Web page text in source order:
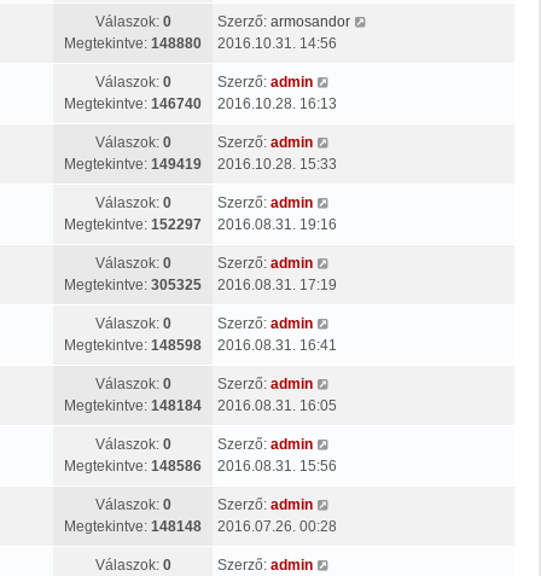
Válaszok: 0
Megtekintve: 148880
Szerző: armosandor
2016.10.31. 14:56
Válaszok: 0
Megtekintve: 146740
Szerző: admin
2016.10.28. 16:13
Válaszok: 0
Megtekintve: 149419
Szerző: admin
2016.10.28. 15:33
Válaszok: 0
Megtekintve: 152297
Szerző: admin
2016.08.31. 19:16
Válaszok: 0
Megtekintve: 305325
Szerző: admin
2016.08.31. 17:19
Válaszok: 0
Megtekintve: 148598
Szerző: admin
2016.08.31. 16:41
Válaszok: 0
Megtekintve: 148184
Szerző: admin
2016.08.31. 16:05
Válaszok: 0
Megtekintve: 148586
Szerző: admin
2016.08.31. 15:56
Válaszok: 0
Megtekintve: 148148
Szerző: admin
2016.07.26. 00:28
Válaszok: 0
Szerző: admin